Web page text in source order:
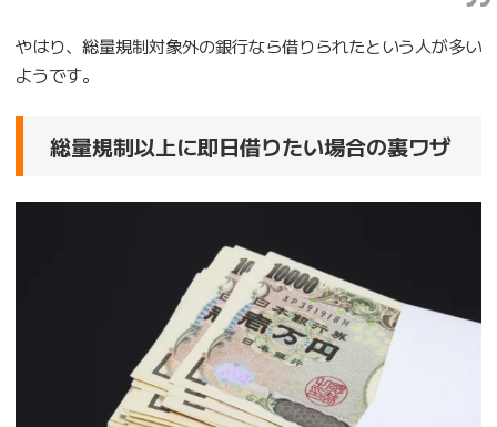
やはり、総量規制対象外の銀行なら借りられたという人が多い
ようです。
総量規制以上に即日借りたい場合の裏ワザ